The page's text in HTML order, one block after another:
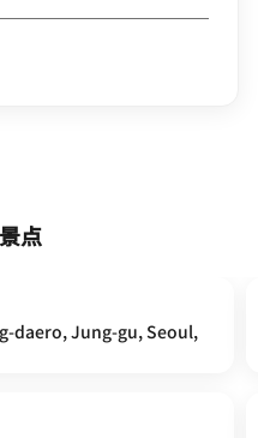
点
Jung‑gu, Seoul,